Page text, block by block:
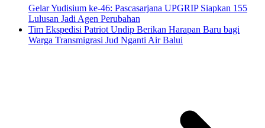
Gelar Yudisium ke-46: Pascasarjana UPGRIP Siapkan 155
Lulusan Jadi Agen Perubahan
Tim Ekspedisi Patriot Undip Berikan Harapan Baru bagi
Warga Transmigrasi Jud Nganti Air Balui